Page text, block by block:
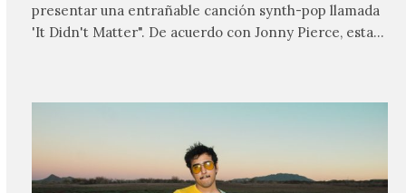
presentar una entrañable canción synth-pop llamada
'It Didn't Matter". De acuerdo con Jonny Pierce, esta